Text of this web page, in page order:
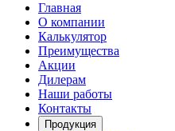
Главная
О компании
Калькулятор
Преимущества
Акции
Дилерам
Наши работы
Контакты
Продукция